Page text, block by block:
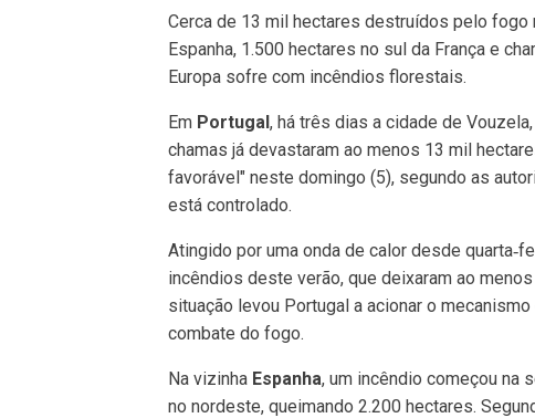
Cerca de 13 mil hectares destruídos pelo
Espanha, 1.500 hectares no sul da França e
Europa sofre com incêndios florestais.
Em Portugal, há três dias a cidade de
chamas já devastaram ao menos 13 mil
favorável" neste domingo (5), segundo as
está controlado.
Atingido por uma onda de calor desde
incêndios deste verão, que deixaram ao
situação levou Portugal a acionar o
combate do fogo.
Na vizinha Espanha, um incêndio começou na
no nordeste, queimando 2.200 hectares.